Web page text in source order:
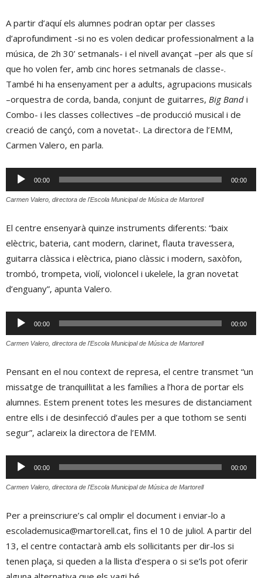
A partir d’aquí els alumnes podran optar per classes
d’aprofundiment -si no es volen dedicar professionalment a la
música, de 2h 30’ setmanals- i el nivell avançat –per als que sí
que ho volen fer, amb cinc hores setmanals de classe-.
També hi ha ensenyament per a adults, agrupacions musicals
–orquestra de corda, banda, conjunt de guitarres, Big Band i
Combo- i les classes col·lectives –de producció musical i de
creació de cançó, com a novetat-. La directora de l’EMM,
Carmen Valero, en parla.
Reproductor
d'àudio
00:00 00:00
Carmen Valero, directora de l'Escola Municipal de Música de Martorell
El centre ensenyarà quinze instruments diferents: “baix
elèctric, bateria, cant modern, clarinet, flauta travessera,
guitarra clàssica i elèctrica, piano clàssic i modern, saxòfon,
trombó, trompeta, violí, violoncel i ukelele, la gran novetat
d’enguany”, apunta Valero.
Reproductor
d'àudio
00:00 00:00
Carmen Valero, directora de l'Escola Municipal de Música de Martorell
Pensant en el nou context de represa, el centre transmet “un
missatge de tranquil·litat a les famílies a l’hora de portar els
alumnes. Estem prenent totes les mesures de distanciament
entre ells i de desinfecció d’aules per a que tothom se senti
segur”, aclareix la directora de l’EMM.
Reproductor
d'àudio
00:00 00:00
Carmen Valero, directora de l'Escola Municipal de Música de Martorell
Per a preinscriure’s cal omplir el document i enviar-lo a
escolademusica@martorell.cat, fins el 10 de juliol. A partir del
13, el centre contactarà amb els sol·licitants per dir-los si
tenen plaça, si queden a la llista d’espera o si se’ls pot oferir